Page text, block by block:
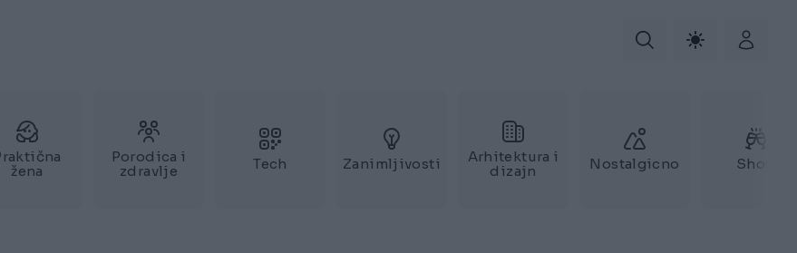
žena
Porodica i
zdravlje
Tech Zanimljivosti
Arhitektura i
dizajn
Nostalgicno Show